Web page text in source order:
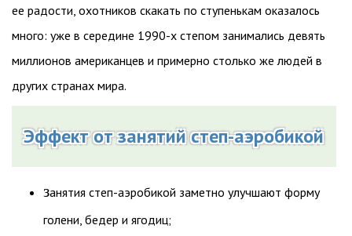
ее радости, охотников скакать по ступенькам оказалось
много: уже в середине 1990-х степом занимались девять
миллионов американцев и примерно столько же людей в
других странах мира.
Эффект от занятий степ-аэробикой
занятия степ-аэробикой заметно улучшают форму
голени, бедер и ягодиц;